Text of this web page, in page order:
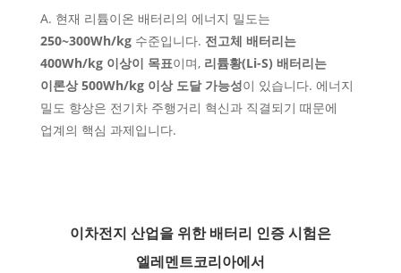
A. 현재 리튬이온 배터리의 에너지 밀도는
250~300Wh/kg수준입니다. 전고체 배터리는
400Wh/kg 이상이 목표이며, 리튬황(Li-S) 배터리는
이론상 500Wh/kg 이상 도달 가능성이 있습니다. 에너지
밀도 향상은 전기차 주행거리 혁신과 직결되기 때문에
업계의 핵심 과제입니다.
이차전지 산업을 위한배터리 인증 시험은
엘레멘트코리아에서